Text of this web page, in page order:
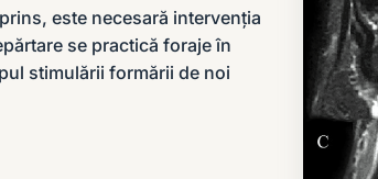
este necesară intervenția
se practică foraje în
stimulării formării de noi